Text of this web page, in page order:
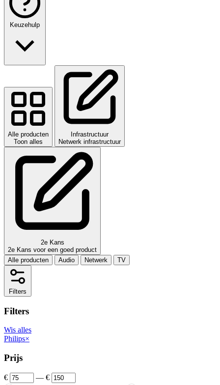
Keuzehulp
Alle producten
Toon alles
Infrastructuur
Netwerk infrastructuur
2e Kans
2e Kans voor een goed product
Alle producten
Audio Netwerk TV
Filters
Filters
Wis alles
Philips×
Prijs
€ — €